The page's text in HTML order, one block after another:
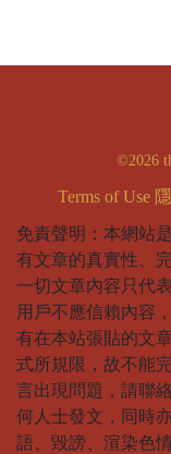
©2026
Terms of Use
免責聲明：本網站
有文章的真實性、
一切文章內容只代
用戶不應信賴內容
有在本站張貼的文
式所規限，故不能
言出現問題，請聯
何人士發文，同時
語、毀謗、渲染色